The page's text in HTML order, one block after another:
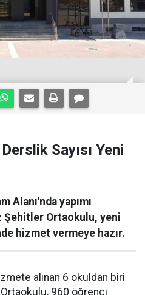
Sayısı Yeni
Alanı'nda yapımı
Şehitler Ortaokulu, yeni
hizmet vermeye hazır.
alınan 6 okuldan biri
960 öğrenci